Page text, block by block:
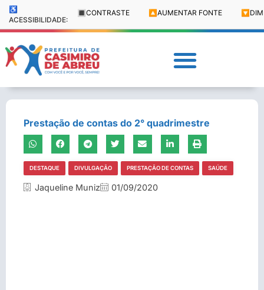
♿
ACESSIBILIDADE:
🔳 CONTRASTE 🔼 AUMENTAR FONTE 🔽
Prestação de contas do 2° quadrimestre
DESTAQUE DIVULGAÇÃO PRESTAÇÃO DE CONTAS SAÚDE
Jaqueline Muniz 01/09/2020